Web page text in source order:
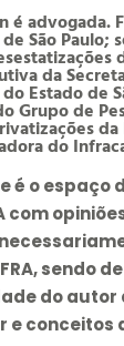
é advogada.
de São
da
Estado de
Grupo de
do
é o espaço
com
sendo
do autor
e conceitos